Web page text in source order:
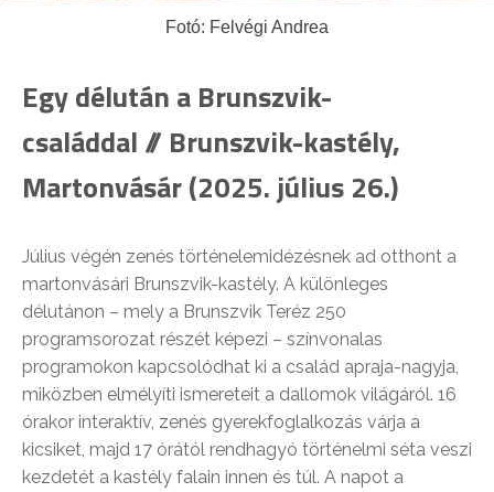
Fotó: Felvégi Andrea
Egy délután a Brunszvik-
családdal // Brunszvik-kastély,
Martonvásár (2025. július 26.)
Július végén zenés történelemidézésnek ad otthont a
martonvásári Brunszvik-kastély. A különleges
délutánon – mely a Brunszvik Teréz 250
programsorozat részét képezi – színvonalas
programokon kapcsolódhat ki a család apraja-nagyja,
miközben elmélyíti ismereteit a dallomok világáról. 16
órakor interaktív, zenés gyerekfoglalkozás várja a
kicsiket, majd 17 órától rendhagyó történelmi séta veszi
kezdetét a kastély falain innen és túl. A napot a